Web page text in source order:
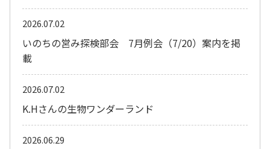
いのちの営み探検部会 7月例会（7/20）案内を掲
載
2026.07.02
K.Hさんの生物ワンダーランド
2026.07.02
2026.06.29